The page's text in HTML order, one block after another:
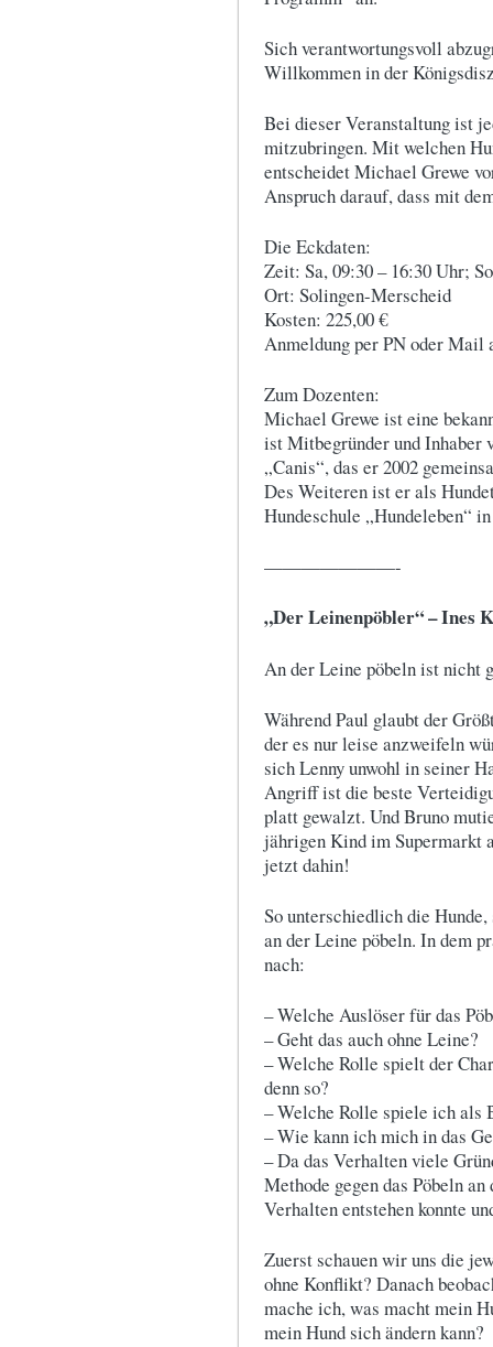
Sich verantwortungsvoll
Willkommen in der
Bei dieser Veranstaltung ist
mitzubringen. Mit welchen
entscheidet Michael Grewe
Anspruch darauf, dass mit
Die Eckdaten:
Zeit: Sa, 09:30 – 16:30 Uhr;
Ort: Solingen-Merscheid
Kosten: 225,00 €
Anmeldung per PN oder Mail
Zum Dozenten:
Michael Grewe ist eine
ist Mitbegründer und Inhaber
„Canis“, das er 2002
Des Weiteren ist er als
Hundeschule „Hundeleben“
———————-
„Der Leinenpöbler“ – Ines
An der Leine pöbeln ist nicht
Während Paul glaubt der
der es nur leise anzweifeln
sich Lenny unwohl in seiner
Angriff ist die beste
platt gewalzt. Und Bruno
jährigen Kind im Supermarkt
jetzt dahin!
So unterschiedlich die
an der Leine pöbeln. In dem
nach:
– Welche Auslöser für das
– Geht das auch ohne Leine?
– Welche Rolle spielt der
denn so?
– Welche Rolle spiele ich als
– Wie kann ich mich in das
– Da das Verhalten viele
Methode gegen das Pöbeln
Verhalten entstehen konnte
Zuerst schauen wir uns die
ohne Konflikt? Danach
mache ich, was macht mein
mein Hund sich ändern kann?